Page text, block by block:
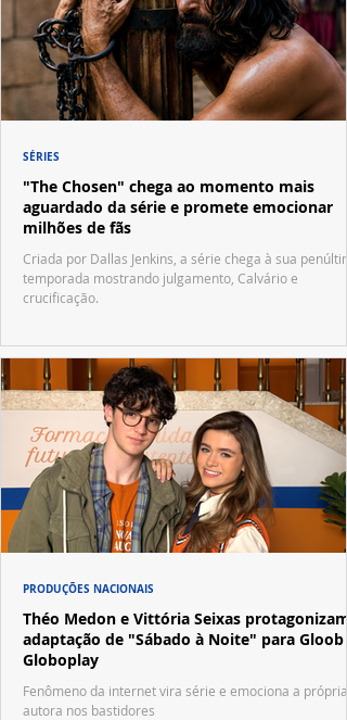
"The Chosen" chega ao momento mais
aguardado da série e promete emocionar
milhões de fãs
Criada por Dallas Jenkins, a série chega à sua
temporada mostrando julgamento, Calvário e
crucificação.
SÉRIES
Théo Medon e Vittória Seixas protagonizam
adaptação de "Sábado à Noite" para Gloob e
Globoplay
Fenômeno da internet vira série e emociona a própria
autora nos bastidores
PRODUÇÕES NACIONAIS